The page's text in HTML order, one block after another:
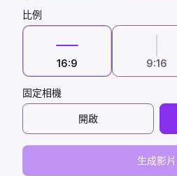
比例
16:9 9:16
固定相機
開啟
生成影片